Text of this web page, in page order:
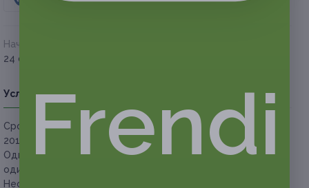
Начало действия
24 февраля 2018 г.
Условия Описание Вопросы
Срок действия сертификатов:
с 24 февраля до 20 апреля
2018 г. (включительно).
Один человек
старше 18 летможет использовать только
один сертификат за все время проведения акции.
Несовершеннолетним медицинские процедуры
Frendi